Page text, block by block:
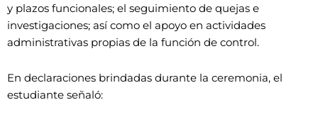
y plazos funcionales; el seguimiento de quejas e
investigaciones; así como el apoyo en actividades
administrativas propias de la función de control.
En declaraciones brindadas durante la ceremonia, el
estudiante señaló: